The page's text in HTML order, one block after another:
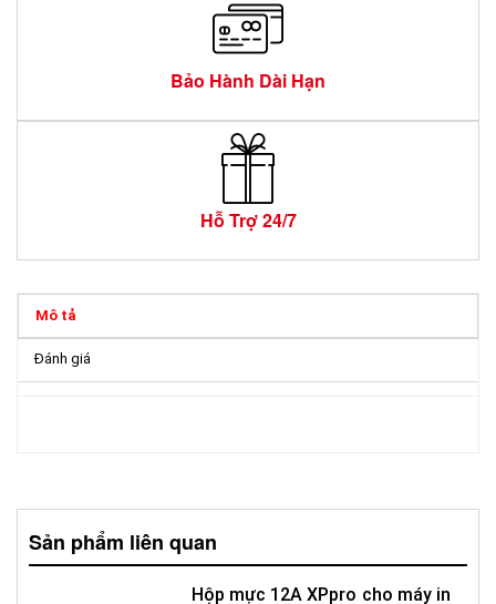
Bảo Hành Dài Hạn
Hỗ Trợ 24/7
Mô tả
Đánh giá
Sản phẩm liên quan
Hộp mực 12A XPpro cho máy in